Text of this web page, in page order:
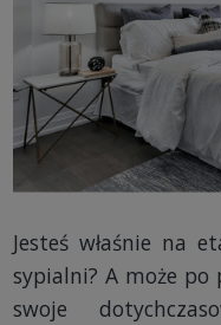
Jesteś właśnie na
sypialni? A może po
swoje